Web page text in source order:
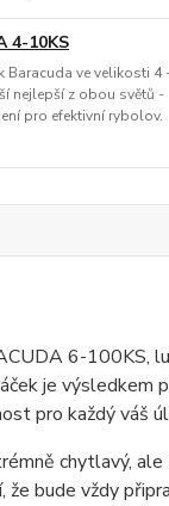
4-10KS
Baracuda ve velikosti 4
nejlepší z obou světů -
pro efektivní rybolov.
6-100KS,
je výsledkem
pro každý váš
chytlavý, ale
bude vždy